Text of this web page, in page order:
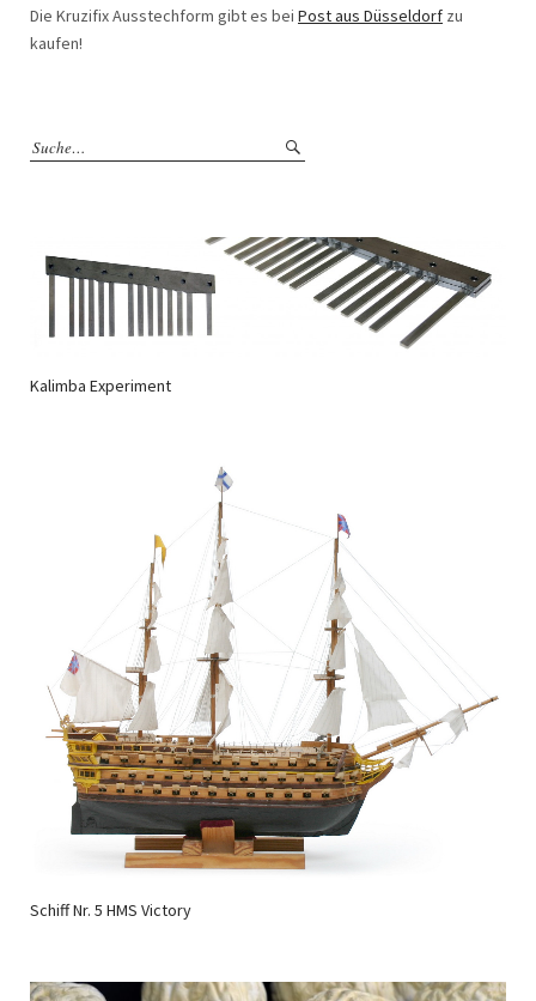
Die Kruzifix Ausstechform gibt es bei Post aus Düsseldorf zu
kaufen!
Kalimba Experiment
Schiff Nr. 5 HMS Victory